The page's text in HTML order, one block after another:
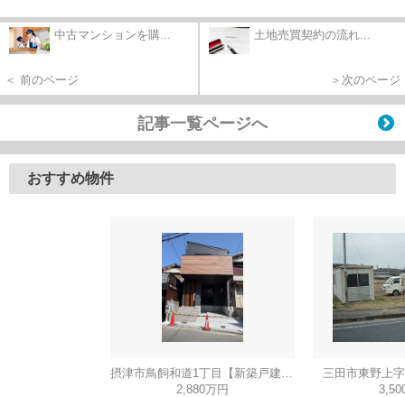
中古マンションを購...
＜ 前のページ
土地売買契約の流れ...
＞次のページ
記事一覧ページへ
おすすめ物件
2,880万円
三田市東野上